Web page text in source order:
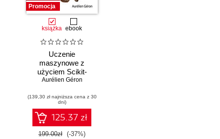
Promocja
książka ebook
Uczenie
maszynowe z
użyciem Scikit-
Learn i PyTorch.
narzędzia i techniki
umożliwiające
konstruowanie
inteligentnych
systemów
Aurélien Géron
(139,30 zł najniższa cena z 30
dni)
125.37 zł
199.00zł (-37%)